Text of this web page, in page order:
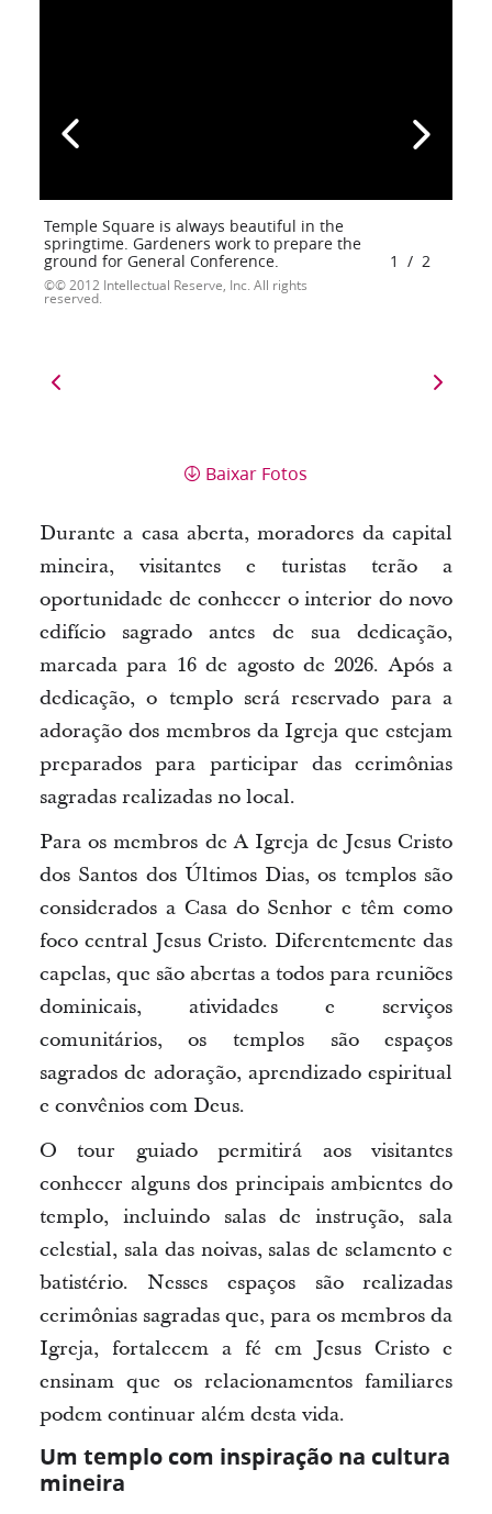
Temple Square is always beautiful in the
springtime. Gardeners work to prepare the
ground for General Conference.
© 2012 Intellectual Reserve, Inc. All rights
reserved.
1 / 2
Baixar Fotos
Durante a casa aberta, moradores da capital
mineira, visitantes e turistas terão a
oportunidade de conhecer o interior do novo
edifício sagrado antes de sua dedicação,
marcada para 16 de agosto de 2026. Após a
dedicação, o templo será reservado para a
adoração dos membros da Igreja que estejam
preparados para participar das cerimônias
sagradas realizadas no local.
Para os membros de A Igreja de Jesus Cristo
dos Santos dos Últimos Dias, os templos são
considerados a Casa do Senhor e têm como
foco central Jesus Cristo. Diferentemente das
capelas, que são abertas a todos para reuniões
dominicais, atividades e serviços
comunitários, os templos são espaços
sagrados de adoração, aprendizado espiritual
e convênios com Deus.
O tour guiado permitirá aos visitantes
conhecer alguns dos principais ambientes do
templo, incluindo salas de instrução, sala
celestial, sala das noivas, salas de selamento e
batistério. Nesses espaços são realizadas
cerimônias sagradas que, para os membros da
Igreja, fortalecem a fé em Jesus Cristo e
ensinam que os relacionamentos familiares
podem continuar além desta vida.
Um templo com inspiração na cultura
mineira